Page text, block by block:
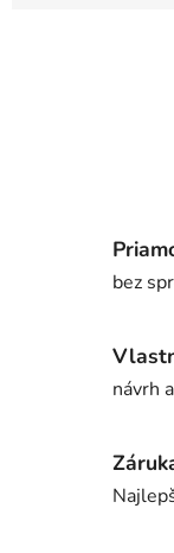
bez
návrh